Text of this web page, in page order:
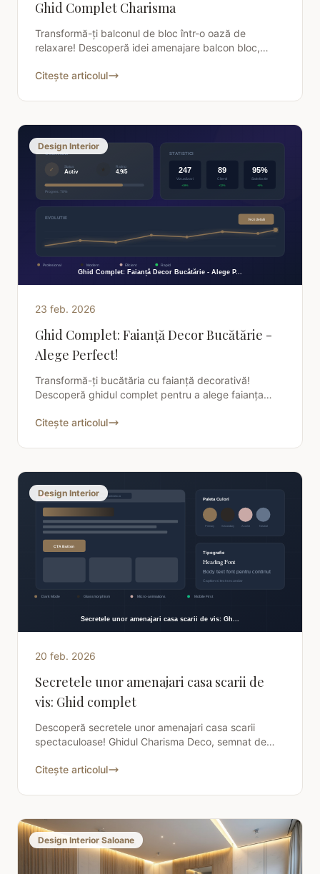
Ghid Complet Charisma
Transformă-ți balconul de bloc într-o oază de
relaxare! Descoperă idei amenajare balcon bloc,
spațiu
Citește articolul
Design Interior
23 feb. 2026
Ghid Complet: Faianță Decor Bucătărie -
Alege Perfect!
Transformă-ți bucătăria cu faianță decorativă!
Descoperă ghidul complet pentru a alege faianța
acum
Citește articolul
Design Interior
20 feb. 2026
Secretele unor amenajari casa scarii de
vis: Ghid complet
Descoperă secretele unor amenajari casa scarii
spectaculoase! Ghidul Charisma Deco, semnat de
practice
Citește articolul
Design Interior Saloane